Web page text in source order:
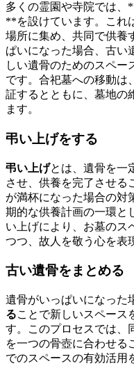
多くの霊園や寺院では、
**を設けています。これ
場所に集め、共同で供養
ぱいになった場合、古い
しい遺骨のためのスペー
です。合祀墓への移動は
証するとともに、墓地の
ます。
弔い上げをする
弔い上げとは、遺骨を一
させ、供養を完了させる
が満杯になった場合の対
期的な供養計画の一環と
い上げにより、お墓のス
つつ、故人を敬う心を表
古い遺骨をまとめる
遺骨がいっぱいになった
ることで新しいスペース
す。このプロセスでは、
を一つの骨壺に合わせる
でのスペースの有効活用